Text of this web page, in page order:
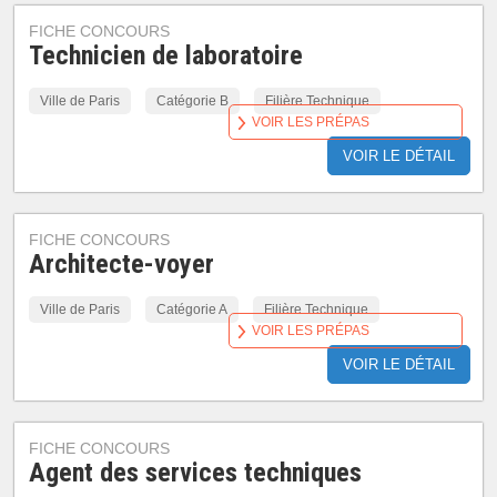
FICHE CONCOURS
Technicien de laboratoire
Ville de Paris Catégorie B Filière Technique
VOIR LE DÉTAIL
VOIR LES PRÉPAS
FICHE CONCOURS
Architecte-voyer
Ville de Paris Catégorie A Filière Technique
VOIR LE DÉTAIL
VOIR LES PRÉPAS
FICHE CONCOURS
Agent des services techniques